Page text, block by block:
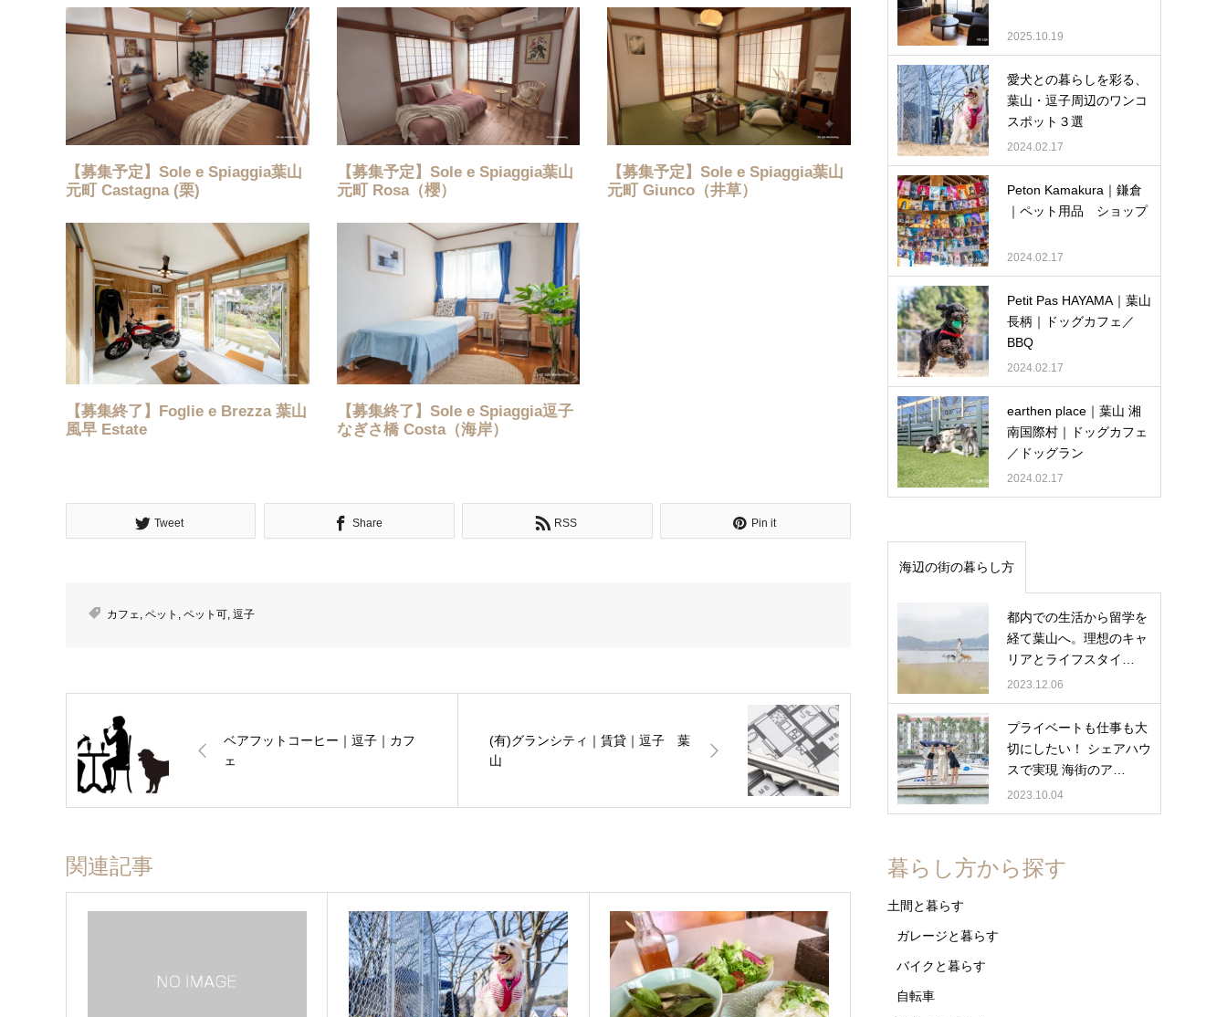
【募集予定】Sole e Spiaggia葉山
元町 Castagna (栗)
【募集予定】Sole e Spiaggia葉山
元町 Rosa（櫻）
【募集予定】Sole e Spiaggia葉山
元町 Giunco（井草）
【募集終了】Foglie e Brezza 葉山
風早 Estate
【募集終了】Sole e Spiaggia逗子
なぎさ橋 Costa（海岸）
Tweet Share RSS Pin it
カフェ ペット ペット可 逗子
ベアフットコーヒー｜逗子｜カフ
ェ
(有)グランシティ｜賃貸｜逗子 葉
山
関連記事
2025.10.19
愛犬との暮らしを彩る、
葉山・逗子周辺のワンコ
スポット３選
2024.02.17
Peton Kamakura｜鎌倉
｜ペット用品 ショップ
2024.02.17
Petit Pas HAYAMA｜葉山
長柄｜ドッグカフェ／
BBQ
2024.02.17
earthen place｜葉山 湘
南国際村｜ドッグカフェ
／ドッグラン
2024.02.17
海辺の街の暮らし方
都内での生活から留学を
経て葉山へ。理想のキャ
リアとライフスタイ…
2023.12.06
プライベートも仕事も大
切にしたい！ シェアハウ
スで実現 海街のア…
2023.10.04
暮らし方から探す
土間と暮らす
ガレージと暮らす
バイクと暮らす
自転車